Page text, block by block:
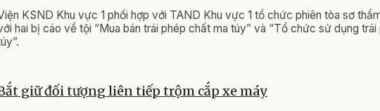
KSND Khu vực 1 phối hợp với TAND Khu vực 1 tổ chức phiên tòa sơ
hai bị cáo về tội “Mua bán trái phép chất ma túy” và “Tổ chức sử dụng trái
giữ đối tượng liên tiếp trộm cắp xe máy